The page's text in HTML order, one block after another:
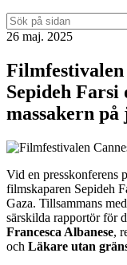
26 maj. 2025
Filmfestivalen
Sepideh
massakern
Vid en presskonferens
filmskaparen Sepideh
Gaza. Tillsammans
särskilda rapportör för
Francesca Albanese,
och Läkare utan